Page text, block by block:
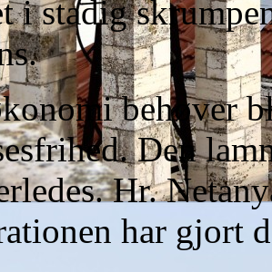
i stadig
behøver
Den
Hr.
har gjort